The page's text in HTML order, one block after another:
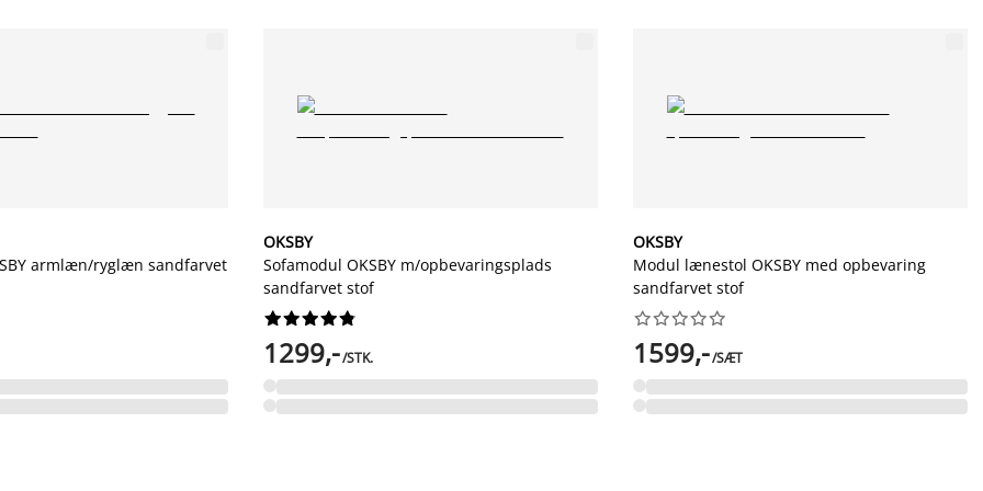
armlæn/ryglæn sandfarvet
OKSBY
Sofamodul OKSBY m/opbevaringsplads
sandfarvet stof






1299,-/STK.
OKSBY
Modul lænestol OKSBY med opbevaring
sandfarvet stof






1599,-/SÆT